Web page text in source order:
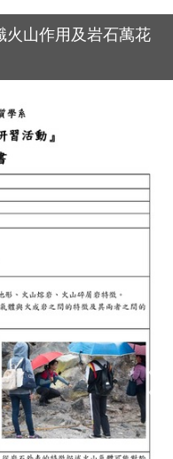
火山作用及岩石萬花